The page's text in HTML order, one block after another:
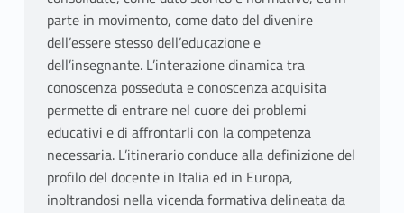
parte in movimento, come dato del divenire
dell’essere stesso dell’educazione e
dell’insegnante. L’interazione dinamica tra
conoscenza posseduta e conoscenza acquisita
permette di entrare nel cuore dei problemi
educativi e di affrontarli con la competenza
necessaria. L’itinerario conduce alla definizione del
profilo del docente in Italia ed in Europa,
inoltrandosi nella vicenda formativa delineata da